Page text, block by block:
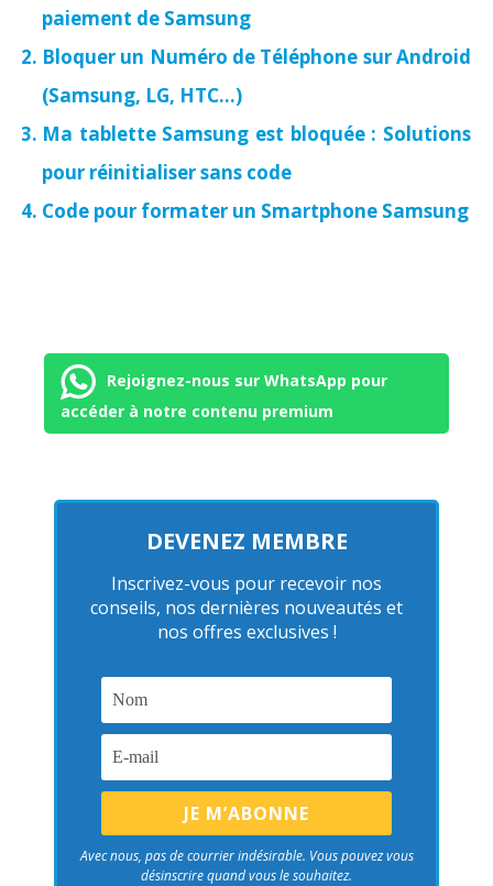
paiement de Samsung
Bloquer un Numéro de Téléphone sur Android
(Samsung, LG, HTC…)
Ma tablette Samsung est bloquée : Solutions
pour réinitialiser sans code
Code pour formater un Smartphone Samsung
Rejoignez-nous sur WhatsApp pour
accéder à notre contenu premium
DEVENEZ MEMBRE
Inscrivez-vous pour recevoir nos
conseils, nos dernières nouveautés et
nos offres exclusives !
Avec nous, pas de courrier indésirable. Vous pouvez vous
désinscrire quand vous le souhaitez.